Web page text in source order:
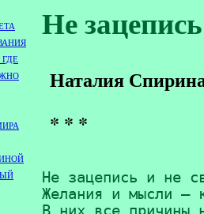
Не
Наталия
* * *
Не зацепись и не
Желания и мысли —
В них все причины